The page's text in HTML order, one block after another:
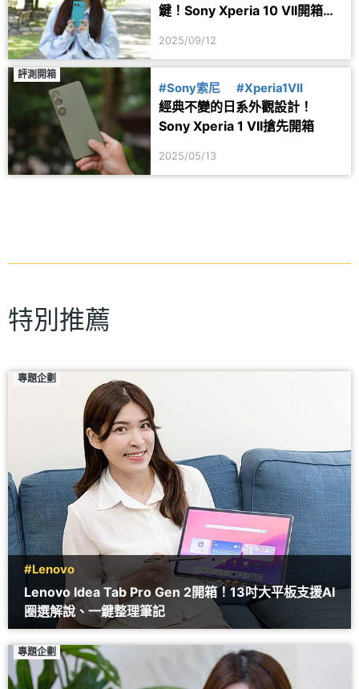
鍵！Sony Xperia 10 VII開箱與
2025/09/12
評測開箱
#Sony索尼 #Xperia1VII
經典不變的日系外觀設計！
Sony Xperia 1 VII搶先開箱
2025/05/13
特別推薦
專題企劃
#Lenovo
Lenovo Idea Tab Pro Gen 2開箱！13吋大平板支援AI
圈選解說、一鍵整理筆記
專題企劃